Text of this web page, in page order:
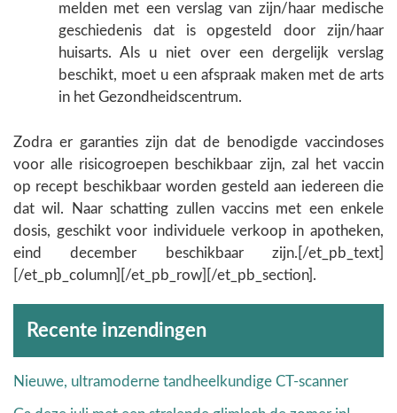
melden met een verslag van zijn/haar medische
geschiedenis dat is opgesteld door zijn/haar
huisarts. Als u niet over een dergelijk verslag
beschikt, moet u een afspraak maken met de arts
in het Gezondheidscentrum.
Zodra er garanties zijn dat de benodigde vaccindoses
voor alle risicogroepen beschikbaar zijn, zal het vaccin
op recept beschikbaar worden gesteld aan iedereen die
dat wil. Naar schatting zullen vaccins met een enkele
dosis, geschikt voor individuele verkoop in apotheken,
eind december beschikbaar zijn.[/et_pb_text]
[/et_pb_column][/et_pb_row][/et_pb_section].
Recente inzendingen
Nieuwe, ultramoderne tandheelkundige CT-scanner